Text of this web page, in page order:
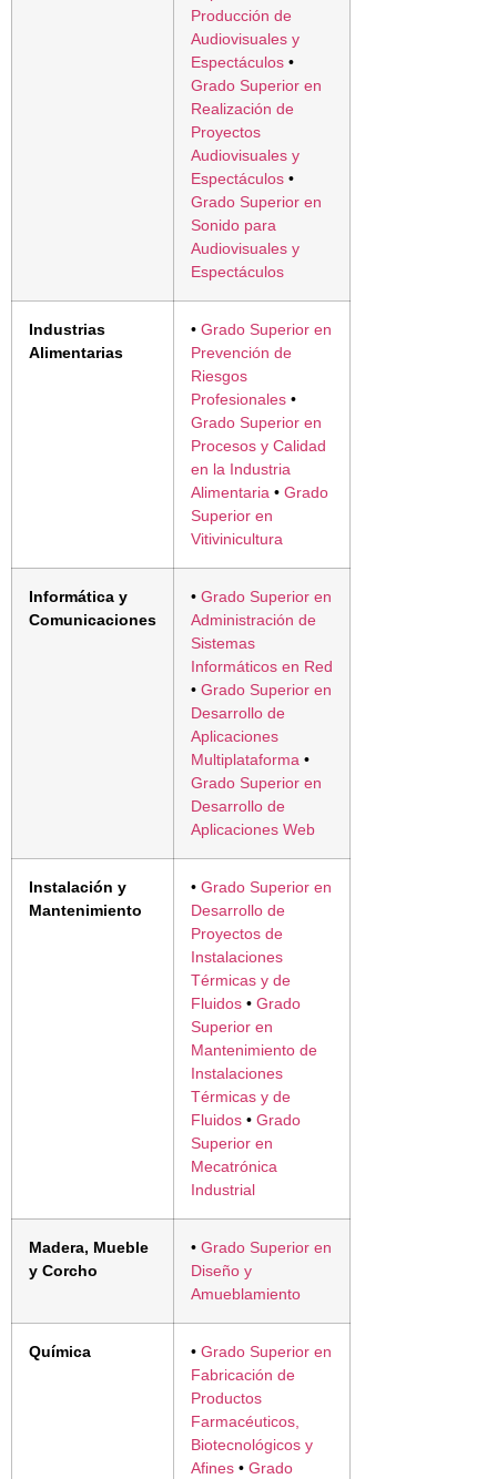
Producción de
Audiovisuales y
Espectáculos •
Grado Superior en
Realización de
Proyectos
Audiovisuales y
Espectáculos •
Grado Superior en
Sonido para
Audiovisuales y
Espectáculos
Industrias
Alimentarias
• Grado Superior en
Prevención de
Riesgos
Profesionales •
Grado Superior en
Procesos y Calidad
en la Industria
Alimentaria • Grado
Superior en
Vitivinicultura
Informática y
Comunicaciones
• Grado Superior en
Administración de
Sistemas
Informáticos en Red
• Grado Superior en
Desarrollo de
Aplicaciones
Multiplataforma •
Grado Superior en
Desarrollo de
Aplicaciones Web
Instalación y
Mantenimiento
• Grado Superior en
Desarrollo de
Proyectos de
Instalaciones
Térmicas y de
Fluidos • Grado
Superior en
Mantenimiento de
Instalaciones
Térmicas y de
Fluidos • Grado
Superior en
Mecatrónica
Industrial
Madera, Mueble
y Corcho
• Grado Superior en
Diseño y
Amueblamiento
Química • Grado Superior en
Fabricación de
Productos
Farmacéuticos,
Biotecnológicos y
Afines • Grado